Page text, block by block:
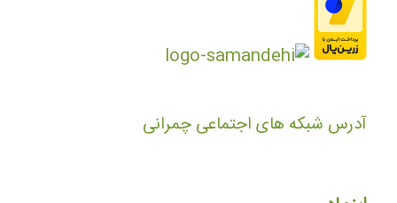
آدرس شبکه های اجتماعی چمرانی